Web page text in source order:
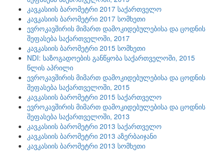
კავკასიის ბარომეტრი 2017 საქართველო
კავკასიის ბარომეტრი 2017 სომხეთი
ევროკავშირის მიმართ დამოკიდებულებისა და ცოდნის
შეფასება საქართველოში, 2017
კავკასიის ბარომეტრი 2015 სომხეთი
NDI: საზოგადოების განწყობა საქართველოში, 2015
წლის აპრილი
ევროკავშირის მიმართ დამოკიდებულებისა და ცოდნის
შეფასება საქართველოში, 2015
კავკასიის ბარომეტრი 2015 საქართველო
ევროკავშირის მიმართ დამოკიდებულებისა და ცოდნის
შეფასება საქართველოში, 2013
კავკასიის ბარომეტრი 2013 საქართველო
კავკასიის ბარომეტრი 2013 აზერბაიჯანი
კავკასიის ბარომეტრი 2013 სომხეთი